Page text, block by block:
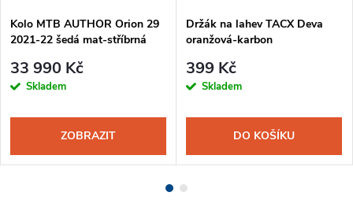
Kolo MTB AUTHOR Orion 29
2021-22 šedá mat-stříbrná
33 990 Kč
Skladem
ZOBRAZIT
Držák na lahev TACX Deva
oranžová-karbon
399 Kč
Skladem
DO KOŠÍKU